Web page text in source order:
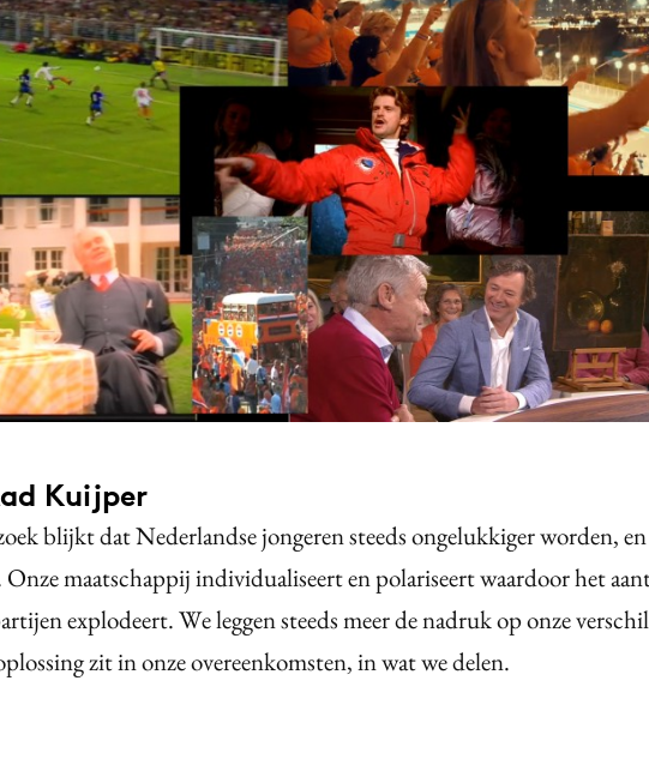
Interne communicatie
Martech
Kuijper
blijkt dat Nederlandse jongeren steeds ongelukkiger worden,
Onze maatschappij individualiseert en polariseert waardoor het
explodeert. We leggen steeds meer de nadruk op onze
zit in onze overeenkomsten, in wat we delen.